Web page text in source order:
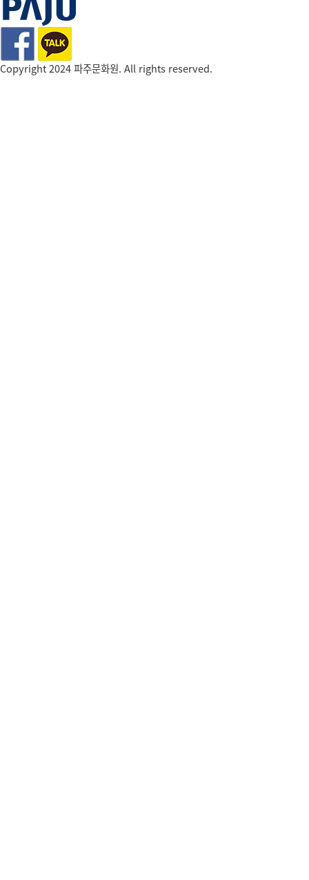
Copyright 2024 파주문화원. All rights reserved.